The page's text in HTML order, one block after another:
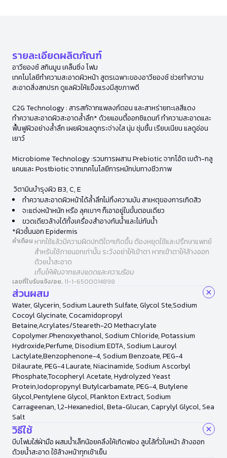
รายละเอียดผลิตภัณฑ์
อาวียองซ์ สกินมูน เคล็นซิ่ง โฟม
เทคโนโลยีทำความสะอาดผิวหน้า สูตรเฉพาะของอาวียองซ์ ช่วยทำความ
สะอาดสิ่งสกปรก ดูแลผิวให้แข็งแรงมีสุขภาพดี
C2G Technology : สารสกัจากแพลงก์ตอน และสาหร่ายทะเลสีแดง
ทำความสะอาดผิวสะอาดล้ำลึก* ด้วยแอนตี้ออกซิแดนท์ ทำความสะอาดและ
ฟื้นฟูผิวอย่างล้ำลึก เผยผิวแลดูกระจ่างใส นุ่ม ชุ่มชื้น เรียบเนียน แลดูอ่อน
เยาว์
Microbiome Technology :รวมการผสาน Prebiotic จากโอ้ต เบต้า-กลู
แคนและ Postbiotic จากเทคโนโลยีการหมักบ่มทางชีวภาพ
วิตามินบำรุงผิว B3, C, E
ทำความสะอาดผิวหน้าได้ล้ำลึกไม่ทิ้งความมัน สาเหตุของการเกิดสิว
จะแต่งหน้าหนัก หรือ ลุคเบาๆ ก็เอาอยู่ในขั้นตอนเดียว
ขวดเดียวล้างได้ทั้งเครื่องสำอางกันน้ำและไม่กันน้ำ
*ผิวชั้นนอก Epidermis
คำเตือน หากใช้แล้วมีความผิดปกติใดๆเกิดขึ้น ต้องหยุดใช้และปรึกษาแพทย์
สำหรับใช้ภายนอกเท่านั้น ระวังอย่าให้เข้าตา หากเข้าตาให้ล้างออก
ด้วยน้ำสะอาด
เก็บให้พ้นจากแสงแดดและความร้อน
เลขที่ใบรับแจ้ง/อย. 11-1-6500014898
ส่วนผสม
Water, Glycerin, Sodium Laureth Sulfate, Glycol Ste,Sodium
Cocoyl Glycinate, Cocamidopropyl
Betaine,Acrylates/Steareth-20 Methacrylate
Copolymer.Phenoxyethanol, Sodium Chloride, Potassium
Hydroxide,Perfume, Disodium EDTA, Sodium Lauroyl
Lactylate,Benzophenone-4, Sodium Benzoate, PEG-4
Dilaurate, PEG-4 Laurate, Niacinamide, Sodium Ascorbyl
Phosphate,Tocopheryl Acetate, Hydrolyzed Yeast
Protein,Iodopropynyl Butylcarbamate, PEG-4, Butylene
Glycol,Pentylene Glycol, Plankton Extract, Sodium
Carrageenan, 1,2-Hexanediol, Beta-Glucan, Caprylyl Glycol, Sea
Salt
วิธีใช้
บีบโฟมใส่ฝ่ามือ ผสมน้ำเล็กน้อยคลึงให้เกิดฟอง ลูบไล้ทั่วใบหน้า ล้างออก
ด้วยน้ำสะอาด ใช้ล้างหน้าทุกเช้าเย็น